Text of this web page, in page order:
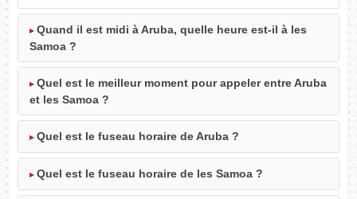
Quand il est midi à Aruba, quelle heure est-il à les
Samoa ?
Quel est le meilleur moment pour appeler entre Aruba
et les Samoa ?
Quel est le fuseau horaire de Aruba ?
Quel est le fuseau horaire de les Samoa ?